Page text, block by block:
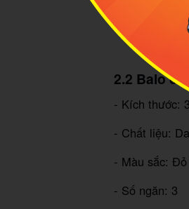
Balo
2.2 Balo
- Kích thước:
- Chất liệu:
- Màu sắc:
- Số ngăn: 3